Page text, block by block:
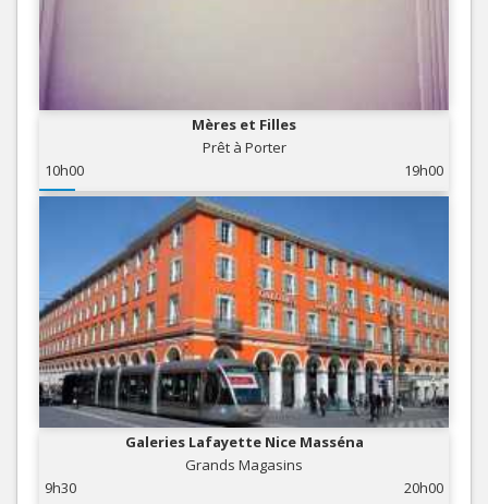
Mères et Filles
Prêt à Porter
10h00
19h00
Galeries Lafayette Nice Masséna
Grands Magasins
9h30
20h00